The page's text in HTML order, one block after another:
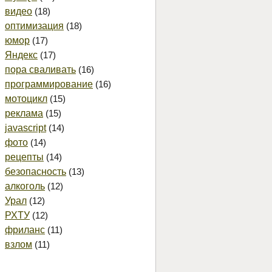
видео (18)
оптимизация (18)
юмор (17)
Яндекс (17)
пора сваливать (16)
программирование (16)
мотоцикл (15)
реклама (15)
javascript(14)
фото (14)
рецепты (14)
безопасность (13)
алкоголь (12)
Урал (12)
РХТУ (12)
фриланс (11)
взлом (11)